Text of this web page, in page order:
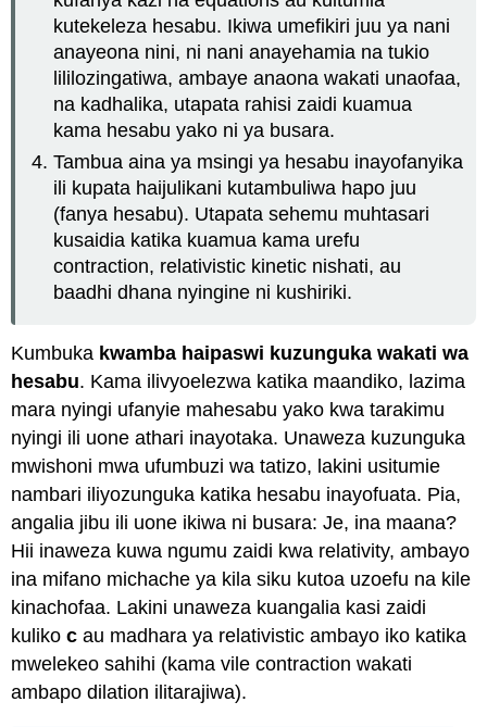
kutekeleza hesabu. Ikiwa umefikiri juu ya nani
anayeona nini, ni nani anayehamia na tukio
lililozingatiwa, ambaye anaona wakati unaofaa,
na kadhalika, utapata rahisi zaidi kuamua
kama hesabu yako ni ya busara.
Tambua aina ya msingi ya hesabu inayofanyika
ili kupata haijulikani kutambuliwa hapo juu
(fanya hesabu). Utapata sehemu muhtasari
kusaidia katika kuamua kama urefu
contraction, relativistic kinetic nishati, au
baadhi dhana nyingine ni kushiriki.
Kumbuka kwamba haipaswi kuzunguka wakati wa
hesabu. Kama ilivyoelezwa katika maandiko, lazima
mara nyingi ufanyie mahesabu yako kwa tarakimu
nyingi ili uone athari inayotaka. Unaweza kuzunguka
mwishoni mwa ufumbuzi wa tatizo, lakini usitumie
nambari iliyozunguka katika hesabu inayofuata. Pia,
angalia jibu ili uone ikiwa ni busara: Je, ina maana?
Hii inaweza kuwa ngumu zaidi kwa relativity, ambayo
ina mifano michache ya kila siku kutoa uzoefu na kile
kinachofaa. Lakini unaweza kuangalia kasi zaidi
kulikoc au madhara ya relativistic ambayo iko katika
mwelekeo sahihi (kama vile contraction wakati
ambapo dilation ilitarajiwa).